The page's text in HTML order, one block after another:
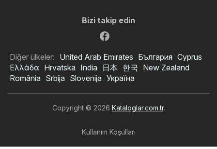
Bizi takip edin
Diğer ülkeler: United Arab Emirates България Cyprus
Ελλάδα Hrvatska India 日本 한국 New Zealand
România Srbija Slovenija Україна
Copyright © 2026 Kataloglar.com.tr.
Kullanım Koşulları